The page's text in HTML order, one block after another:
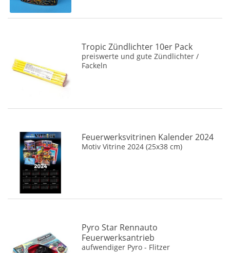
Tropic Zündlichter 10er Pack
preiswerte und gute Zündlichter /
Fackeln
Feuerwerksvitrinen Kalender 2024
Motiv Vitrine 2024 (25x38 cm)
Pyro Star Rennauto
Feuerwerksantrieb
aufwendiger Pyro - Flitzer